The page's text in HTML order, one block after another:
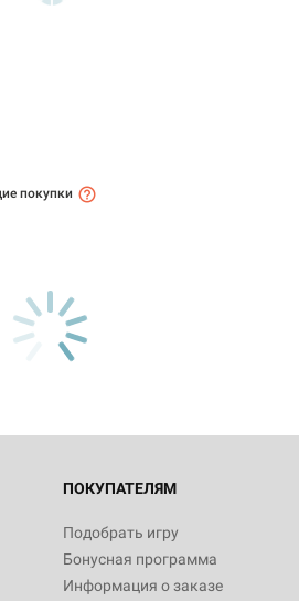
покупки
ПОКУПАТЕЛЯМ
Подобрать игру
Бонусная программа
Информация о заказе